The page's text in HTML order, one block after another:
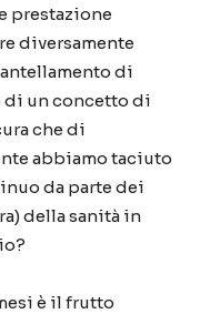
prestazione
diversamente
di
un concetto di
che di
abbiamo taciuto
da parte dei
della sanità in
è il frutto